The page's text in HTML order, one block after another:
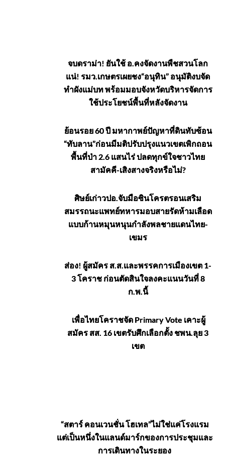
จบดราม่า! ยันใช้ อ.คงจัดงานพืชสวนโลก
แน่! รมว.เกษตรเผยชง“อนุทิน” อนุมัติงบจัด
ทำผังแม่บท พร้อมมอบจังหวัดบริหารจัดการ
ใช้ประโยชน์พื้นที่หลังจัดงาน
ย้อนรอย 60 ปี มหากาพย์ปัญหาที่ดินทับซ้อน
“ทับลาน”ก่อนมีมติปรับปรุงแนวเขตเพิกถอน
พื้นที่ป่า 2.6 แสนไร่ ปลดทุกข์ใจชาวไทย
สามัคคี-เสิงสางจริงหรือไม่?
ศิษย์เก่าวปอ.จับมือซินโครตรอนเสริม
สมรรถนะแพทย์ทหารมอบสายรัดห้ามเลือด
แบบก้านหมุนหนุนกำลังพลชายแดนไทย-
เขมร
ส่อง! ผู้สมัคร ส.ส.และพรรคการเมืองเขต 1-
3 โคราช ก่อนตัดสินใจลงคะแนนวันที่ 8
ก.พ.นี้
เพื่อไทยโคราชจัด Primary Vote เคาะผู้
สมัคร สส. 16 เขตรับศึกเลือกตั้ง ชพน.ลุย 3
เขต
“สตาร์ คอนเวนชั่น โฮเทล”ไม่ใช่แค่โรงแรม
แต่เป็นหนึ่งในแลนด์มาร์กของการประชุมและ
การเดินทางในระยอง